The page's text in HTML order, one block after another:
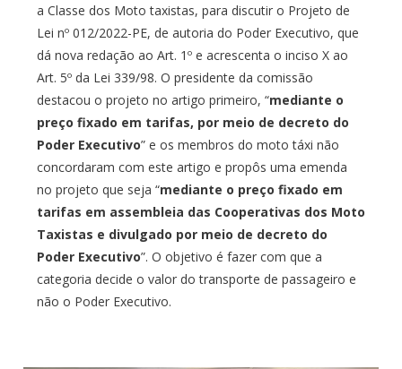
a Classe dos Moto taxistas, para discutir o Projeto de
Lei nº 012/2022-PE, de autoria do Poder Executivo, que
dá nova redação ao Art. 1º e acrescenta o inciso X ao
Art. 5º da Lei 339/98. O presidente da comissão
destacou o projeto no artigo primeiro, “mediante o
preço fixado em tarifas, por meio de decreto do
Poder Executivo” e os membros do moto táxi não
concordaram com este artigo e propôs uma emenda
no projeto que seja “mediante o preço fixado em
tarifas em assembleia das Cooperativas dos Moto
Taxistas e divulgado por meio de decreto do
Poder Executivo”. O objetivo é fazer com que a
categoria decide o valor do transporte de passageiro e
não o Poder Executivo.